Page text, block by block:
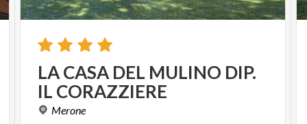
LACASA DEL MULINO DIP.
IL CORAZZIERE
Merone